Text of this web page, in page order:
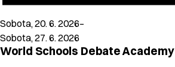
Sobota, 20. 6. 2026–
Sobota, 27. 6. 2026
World Schools Debate Academy